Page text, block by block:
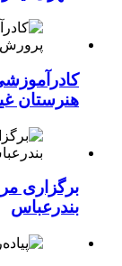
هنرستان
برگزاری
بندرعباس